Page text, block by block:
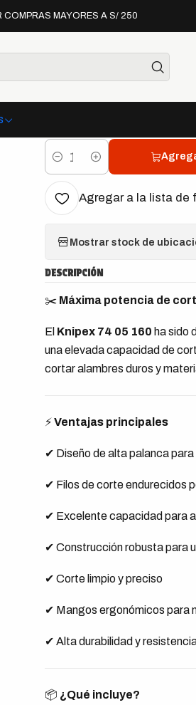
COMPRAS MAYORES A S/ 250
160 Alicate de Corte Diagonal de
Knipex 74
Diagonal de
Cantidad
Agregar a la lista de
Mostrar stock de
DESCRIPCIÓN
✂️ Máxima potencia de
El Knipex 74 05 160 ha sido
una elevada capacidad de
cortar alambres duros y
⚡Ventajas principales
✔ Diseño de alta palanca
✔ Filos de corte endurecidos
✔ Excelente capacidad para
✔ Construcción robusta para
✔ Corte limpio y preciso
✔ Mangos ergonómicos para
✔ Alta durabilidad y
📦 ¿Qué incluye?